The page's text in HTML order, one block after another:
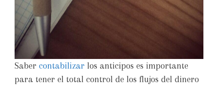
Saber contabilizar los anticipos es importante
para tener el total control de los flujos del dinero